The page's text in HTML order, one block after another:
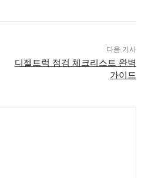
다음 기사
디젤트럭 점검 체크리스트 완벽
가이드